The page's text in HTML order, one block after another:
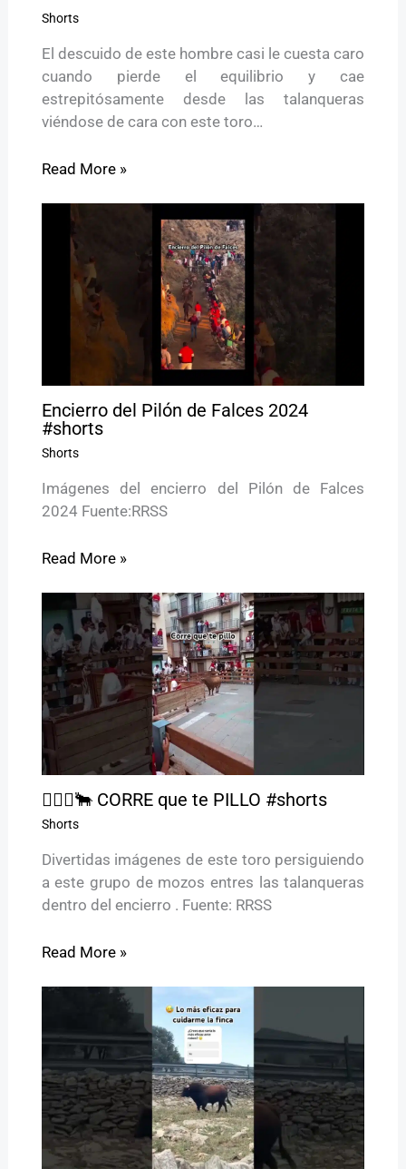
Shorts
El descuido de este hombre casi le cuesta caro
cuando pierde el equilibrio y cae
estrepitósamente desde las talanqueras
viéndose de cara con este toro…
Read More »
Encierro del Pilón de Falces 2024
#shorts
Shorts
Imágenes del encierro del Pilón de Falces
2024 Fuente:RRSS
Read More »
🏃🏻‍♂️🐂 CORRE que te PILLO #shorts
Shorts
Divertidas imágenes de este toro persiguiendo
a este grupo de mozos entres las talanqueras
dentro del encierro . Fuente: RRSS
Read More »